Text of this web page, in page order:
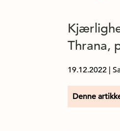
Thrana,
19.12.2022 |
Denne